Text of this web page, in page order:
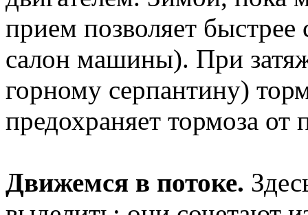
прием позволяет быстрее
салон машины). При
горному серпантину)
предохраняет тормоза от
Движемся в потоке.